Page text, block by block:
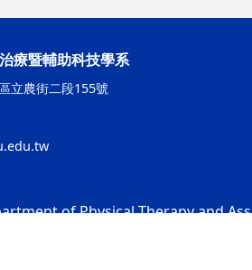
療暨輔助科技學系
立農街二段155號
of Physical Therapy and